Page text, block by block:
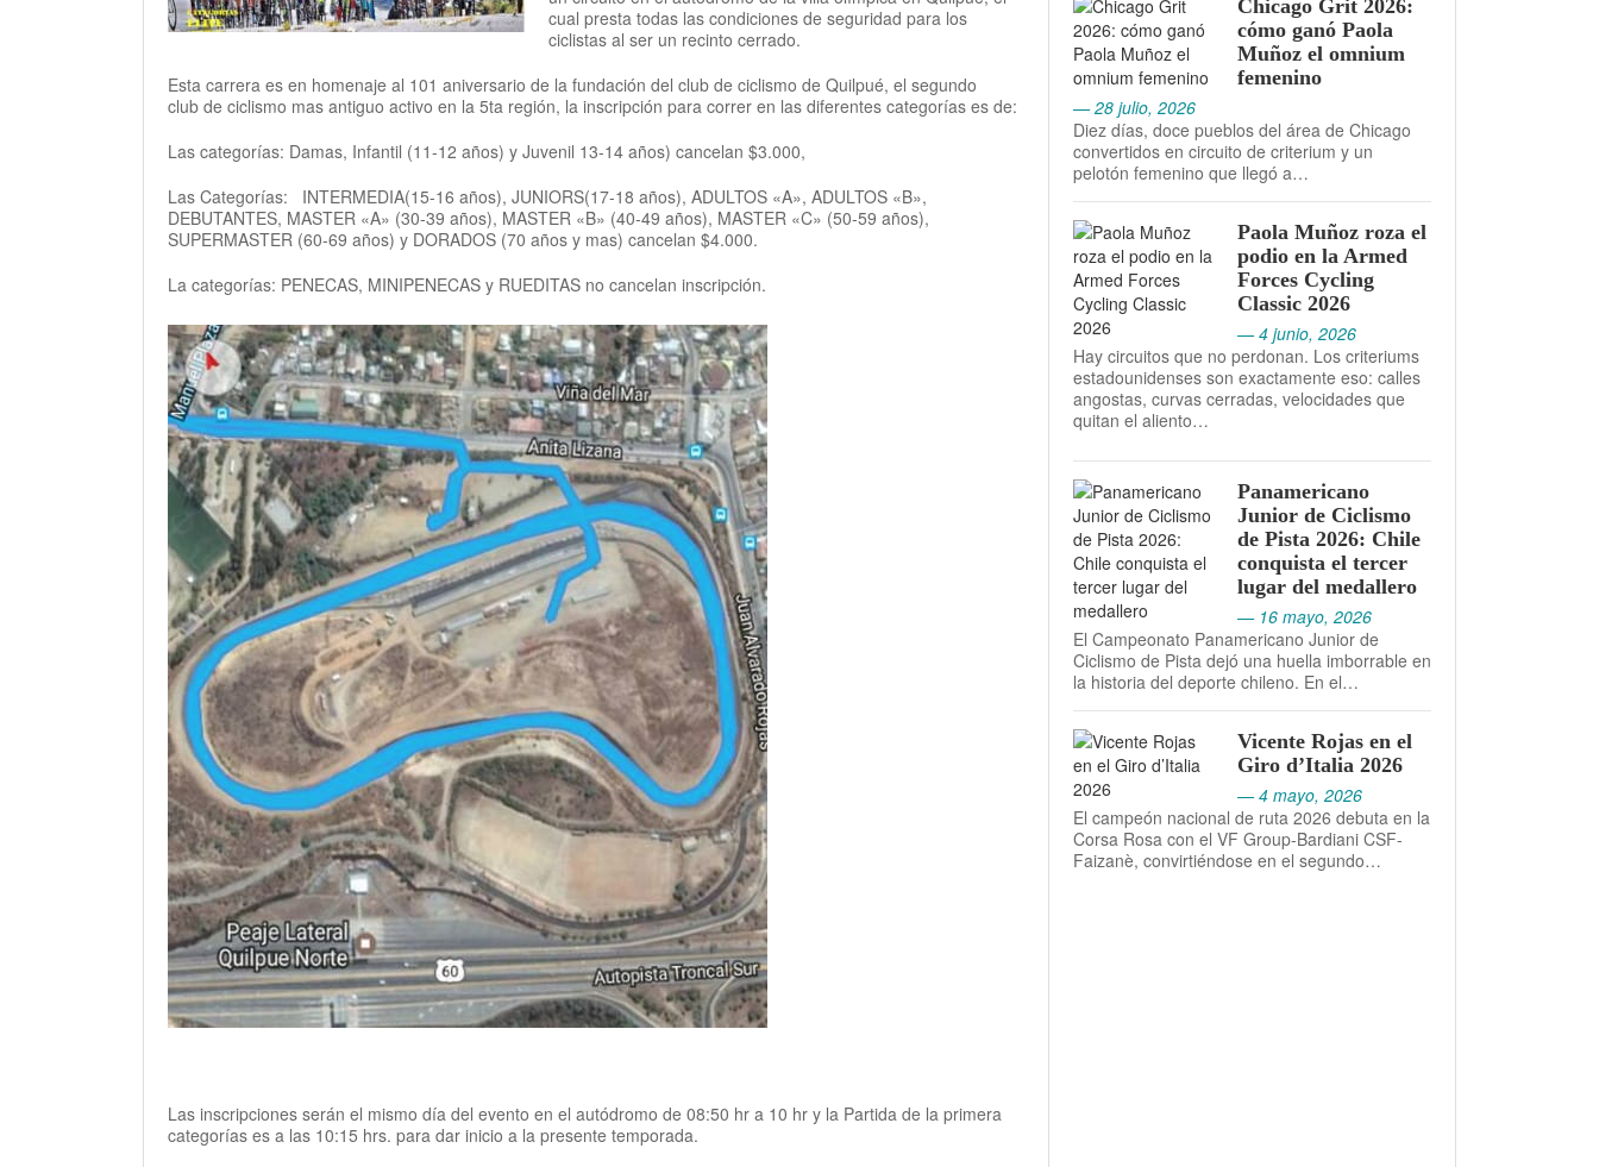
cual presta todas las condiciones de seguridad para los
ciclistas al ser un recinto cerrado.
Esta carrera es en homenaje al 101 aniversario de la fundación del club de ciclismo de Quilpué, el segundo
club de ciclismo mas antiguo activo en la 5ta región, la inscripción para correr en las diferentes categorías es de:
Las categorías: Damas, Infantil (11-12 años) y Juvenil 13-14 años) cancelan $3.000,
Las Categorías: INTERMEDIA(15-16 años), JUNIORS(17-18 años), ADULTOS «A», ADULTOS «B»,
DEBUTANTES, MASTER «A» (30-39 años), MASTER «B» (40-49 años), MASTER «C» (50-59 años),
SUPERMASTER (60-69 años) y DORADOS (70 años y mas) cancelan $4.000.
La categorías: PENECAS, MINIPENECAS y RUEDITAS no cancelan inscripción.
Las inscripciones serán el mismo día del evento en el autódromo de 08:50 hr a 10 hr y la Partida de la primera
categorías es a las 10:15 hrs. para dar inicio a la presente temporada.
Chicago Grit 2026:
cómo ganó Paola
Muñoz el omnium
femenino
— 28 julio, 2026
Diez días, doce pueblos del área de Chicago
convertidos en circuito de criterium y un
pelotón femenino que llegó a…
Paola Muñoz roza el
podio en la Armed
Forces Cycling
Classic 2026
— 4 junio, 2026
Hay circuitos que no perdonan. Los criteriums
estadounidenses son exactamente eso: calles
angostas, curvas cerradas, velocidades que
quitan el aliento…
Panamericano
Junior de Ciclismo
de Pista 2026: Chile
conquista el tercer
lugar del medallero
— 16 mayo, 2026
El Campeonato Panamericano Junior de
Ciclismo de Pista dejó una huella imborrable en
la historia del deporte chileno. En el…
Vicente Rojas en el
Giro d’Italia 2026
— 4 mayo, 2026
El campeón nacional de ruta 2026 debuta en la
Corsa Rosa con el VF Group-Bardiani CSF-
Faizanè, convirtiéndose en el segundo…